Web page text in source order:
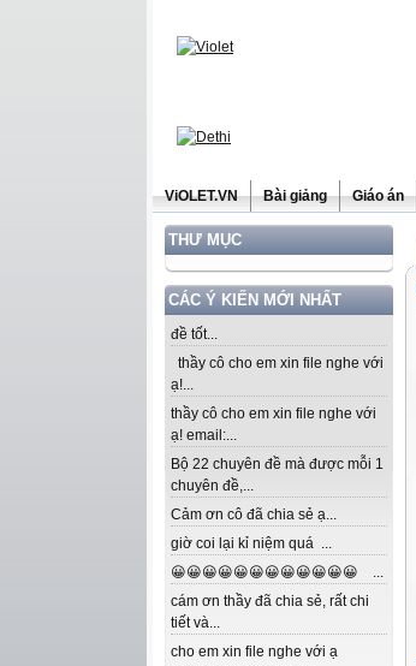
ViOLET.VN Bài giảng Giáo án
THƯ MỤC
CÁC Ý KIẾN MỚI NHẤT
đề tốt...
thầy cô cho em xin file nghe với
ạ!...
thầy cô cho em xin file nghe với
ạ! email:...
Bộ 22 chuyên đề mà được mỗi 1
chuyên đề,...
Cảm ơn cô đã chia sẻ ạ...
giờ coi lại kỉ niệm quá ...
😀😀😀😀😀😀😀😀😀😀😀😀 ...
cám ơn thầy đã chia sẻ, rất chi
tiết và...
cho em xin file nghe với ạ